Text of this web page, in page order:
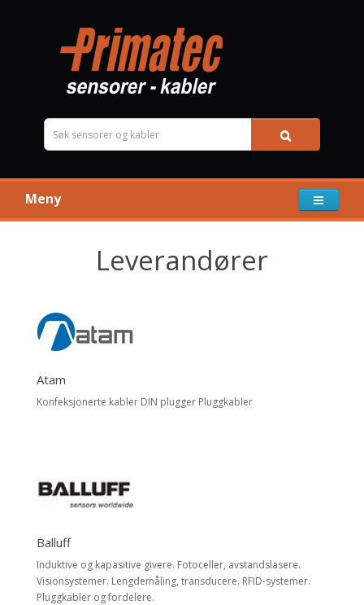
Meny
Leverandører
Atam
Konfeksjonerte kabler DIN plugger Pluggkabler
Balluff
Induktive og kapasitive givere. Fotoceller, avstandslasere.
Visionsystemer. Lengdemåling, transducere. RFID-systemer.
Pluggkabler og fordelere.